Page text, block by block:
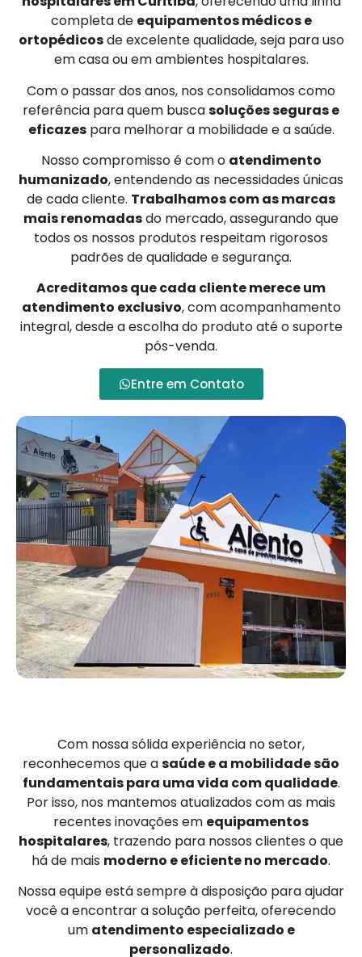
completa de equipamentos médicos e
ortopédicosde excelente qualidade, seja para uso
em casa ou em ambientes hospitalares.
Com o passar dos anos, nos consolidamos como
referência para quem buscasoluções seguras e
eficazespara melhorar a mobilidade e a saúde.
Nosso compromisso é com o atendimento
humanizado, entendendo as necessidades únicas
de cada cliente. Trabalhamos com as marcas
mais renomadasdo mercado, assegurando que
todos os nossos produtos respeitam rigorosos
padrões de qualidade e segurança.
Acreditamos que cada cliente merece um
atendimento exclusivo, com acompanhamento
integral, desde a escolha do produto até o suporte
pós-venda.
Entre em Contato
Com nossa sólida experiência no setor,
reconhecemos que asaúde e a mobilidade são
fundamentais para uma vida com qualidade.
Por isso, nos mantemos atualizados com as mais
recentes inovações em equipamentos
hospitalares, trazendo para nossos clientes o que
há de mais moderno e eficiente no mercado.
Nossa equipe está sempre à disposição para ajudar
você a encontrar a solução perfeita, oferecendo
um atendimento especializado e
personalizado.